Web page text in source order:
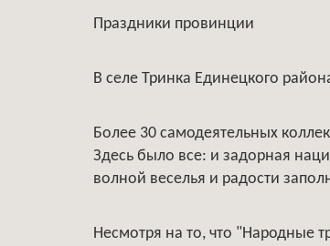
Праздники провинции
В селе Тринка Единецкого
Более 30 самодеятельных
Здесь было все: и задорная
волной веселья и радости
Несмотря на то, что "Народные